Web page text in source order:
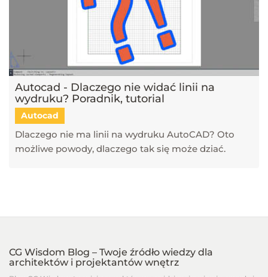
Autocad - Dlaczego nie widać linii na
wydruku? Poradnik, tutorial
Autocad
Dlaczego nie ma linii na wydruku AutoCAD? Oto
możliwe powody, dlaczego tak się może dziać.
CG Wisdom Blog – Twoje źródło wiedzy dla
architektów i projektantów wnętrz